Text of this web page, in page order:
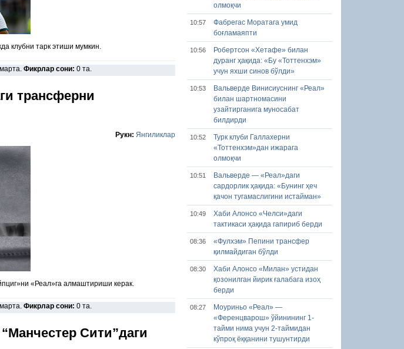
клубни тарк этиши мумкин.
Фикрлар сони: 0 та.
трансферни
Рукн: Янгиликлар
«Реал»га алмаштириши керак.
Фикрлар сони: 0 та.
Сити”даги
олмоқчи
10:57
Фабрегас Моратага умид
боғламаяпти
10:56
Робертсон «Хетафе» билан
дуранг ҳақида: «Бу «Тоттенхэм»
учун яхши синов бўлди»
10:53
Вальверде Винисиуснинг «Реал»
билан шартномасини
узайтирганига муносабат
билдирди
10:52
Турк клуби Галлахерни
«Тоттенхэм»дан ижарага
олмоқчи
10:51
Вальверде — «Реал»даги
сардорлик ҳақида: «Бунинг ҳеч
қачон тугамаслигини истайман»
10:49
Хаби Алонсо «Челси»даги
тактикаси ҳақида гапириб берди
08:36
«Фулхэм» Пепини трансфер
қилмайдиган бўлди
08:30
Хаби Алонсо «Милан» устидан
қозонилган йирик ғалабага изоҳ
берди
08:27
Моуриньо «Реал» —
«Ференцварош» ўйинининг 1-
тайми нима учун 2-таймидан
кўпроқ ёққанини тушунтирди